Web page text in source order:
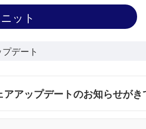
ット
デート
アアップデートのお知らせが